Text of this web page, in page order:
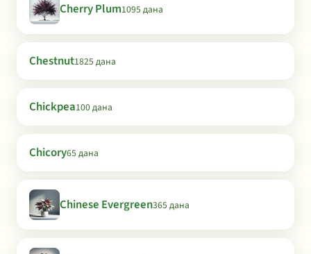
Cherry Plum1095 дана
Chestnut1825 дана
Chickpea100 дана
Chicory65 дана
Chinese Evergreen365 дана